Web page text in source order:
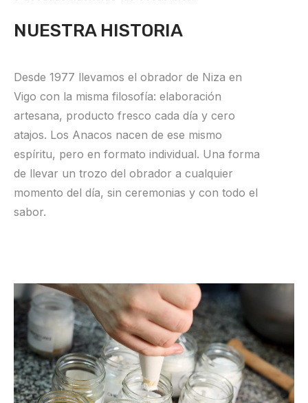
NUESTRA HISTORIA
Desde 1977 llevamos el obrador de Niza en
Vigo con la misma filosofía: elaboración
artesana, producto fresco cada día y cero
atajos. Los Anacos nacen de ese mismo
espíritu, pero en formato individual. Una forma
de llevar un trozo del obrador a cualquier
momento del día, sin ceremonias y con todo el
sabor.